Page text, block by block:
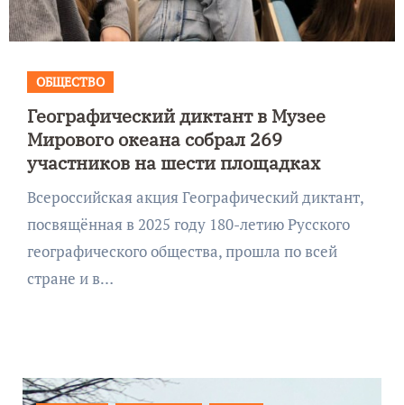
ОБЩЕСТВО
Географический диктант в Музее
Мирового океана собрал 269
участников на шести площадках
Всероссийская акция Географический диктант,
посвящённая в 2025 году 180-летию Русского
географического общества, прошла по всей
стране и в…